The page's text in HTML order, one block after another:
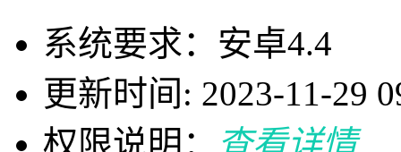
系统要求：安卓4.4
更新时间: 2023-11-29
权限说明：
查看详情